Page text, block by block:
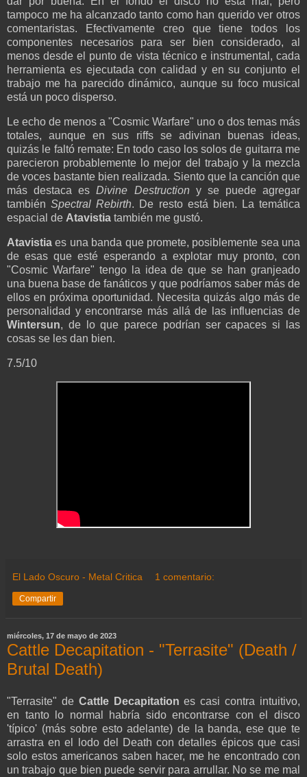
tampoco me ha alcanzado tanto como han querido ver otros
comentaristas. Efectivamente creo que tiene todos los
componentes necesarios para ser bien considerado, al
menos desde el punto de vista técnico e instrumental, cada
herramienta es ejecutada con calidad y en su conjunto el
trabajo me ha parecido dinámico, aunque su foco musical
está un poco disperso.
Le echo de menos a "Cosmic Warfare" uno o dos temas más
totales, aunque en sus riffs se adivinan buenas ideas,
quizás le faltó remate: En todo caso los solos de guitarra me
parecieron probablemente lo mejor del trabajo y la mezcla
de voces bastante bien realizada. Siento que la canción que
más destaca esDivine Destruction y se puede agregar
tambiénSpectral Rebirth. De resto está bien. La temática
espacial de Atavistia también me gustó.
Atavistia es una banda que promete, posiblemente sea una
de esas que esté esperando a explotar muy pronto, con
"Cosmic Warfare" tengo la idea de que se han granjeado
una buena base de fanáticos y que podríamos saber más de
ellos en próxima oportunidad. Necesita quizás algo más de
personalidad y encontrarse más allá de las influencias de
Wintersun, de lo que parece podrían ser capaces si las
cosas se les dan bien.
7.5/10
El Lado Oscuro - Metal Critica 1 comentario:
Compartir
miércoles, 17 de mayo de 2023
Cattle Decapitation - "Terrasite" (Death /
Brutal Death)
"Terrasite" de Cattle Decapitation es casi contra intuitivo,
en tanto lo normal habría sido encontrarse con el disco
'típico' (más sobre esto adelante) de la banda, ese que te
arrastra en el lodo del Death con detalles épicos que casi
solo estos americanos saben hacer, me he encontrado con
un trabajo que bien puede servir para arrullar. No se me mal